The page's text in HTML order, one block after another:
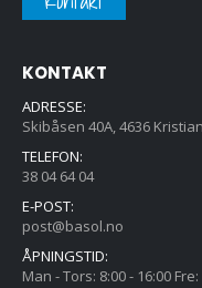
KONTAKT
ADRESSE:
Skibåsen 40A, 4636
TELEFON:
38 04 64 04
E-POST:
post@basol.no
ÅPNINGSTID:
Man - Tors: 8:00 - 16:00